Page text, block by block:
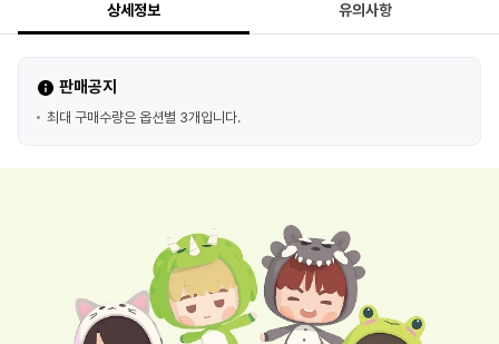
상세정보 유의사항
판매공지
최대 구매수량은 옵션별 3개입니다.